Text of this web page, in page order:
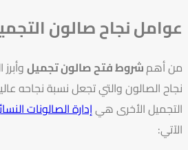
عوامل نجاح صالون
منأهمشروط فتح صالون تجميل
نجاح الصالون والتي تجعل نسبة نجاحه
التجميل الأخرى هيإدارة الصالونات
الآتي: